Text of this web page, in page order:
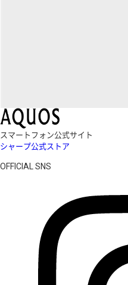
スマートフォン公式サイト
シャープ公式ストア
OFFICIAL SNS